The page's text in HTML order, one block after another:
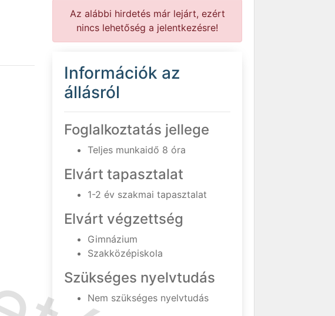
Az alábbi hirdetés már lejárt, ezért
nincs lehetőség a jelentkezésre!
Információk az
állásról
Foglalkoztatás jellege
Teljes munkaidő 8 óra
Elvárt tapasztalat
1-2 év szakmai tapasztalat
Elvárt végzettség
Gimnázium
Szakközépiskola
Szükséges nyelvtudás
Nem szükséges nyelvtudás